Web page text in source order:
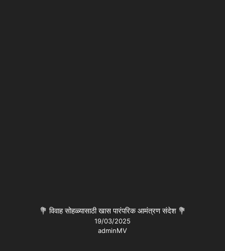
💐 विवाह सोहळ्यासाठी खास पारंपरिक आमंत्रण संदेश 💐
19/03/2025
adminMV